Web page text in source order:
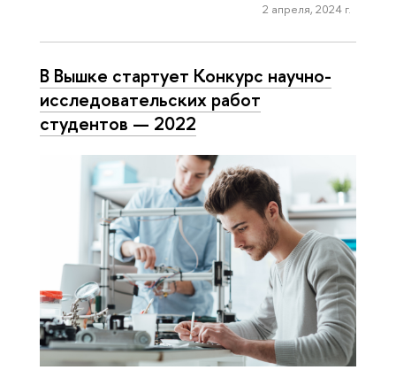
2 апреля, 2024 г.
В Вышке стартует Конкурс научно-
исследовательских работ
студентов — 2022